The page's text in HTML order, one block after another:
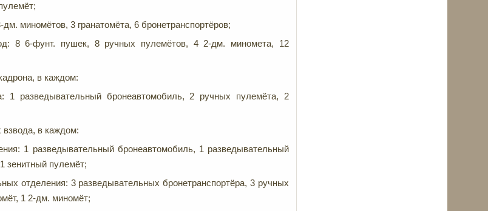
миномётов, 3 гранатомёта, 6 бронетранспортёров;
8 6-фунт. пушек, 8 ручных пулемётов, 4 2-дм. миномета, 12
в каждом:
1 разведывательный бронеавтомобиль, 2 ручных пулемёта, 2
в каждом:
1 разведывательный бронеавтомобиль, 1 разведывательный
зенитный пулемёт;
отделения: 3 разведывательных бронетранспортёра, 3 ручных
1 2-дм. миномёт;